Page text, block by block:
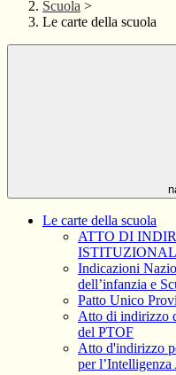
Scuola >
Le carte della scuola
Le carte della scuola
ATTO DI
Indicazioni
dell’infanzia e
Patto Unico
Atto di indirizzo
del PTOF
Atto d'indirizzo
per